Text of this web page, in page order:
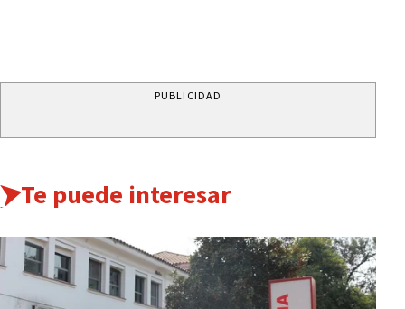
PUBLICIDAD
Te puede interesar